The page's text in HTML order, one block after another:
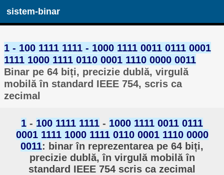
sistem-binar
1 - 100 1111 1111 - 1000 1111 0011 0111 0001
1111 1000 1111 0110 0001 1110 0000 0011
Binar pe 64 biți, precizie dublă, virgulă
mobilă în standard IEEE 754, scris ca
zecimal
1 - 100 1111 1111 - 1000 1111 0011 0111
0001 1111 1000 1111 0110 0001 1110 0000
0011: binar în reprezentarea pe 64 biți,
precizie dublă, în virgulă mobilă în
standard IEEE 754 scris ca zecimal